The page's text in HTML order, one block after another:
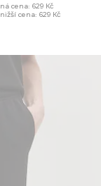
cena: 629 Kč
cena: 629 Kč